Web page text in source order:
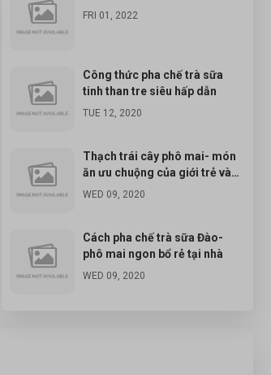
FRI 01, 2022
Công thức pha chế trà sữa
tinh than tre siêu hấp dẫn
TUE 12, 2020
Thạch trái cây phô mai- món
ăn ưu chuộng của giới trẻ và
cách chế biến cực đơn giản
WED 09, 2020
Cách pha chế trà sữa Đào-
phô mai ngon bổ rẻ tại nhà
WED 09, 2020